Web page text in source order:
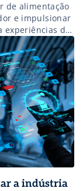
de alimentação
e impulsionar
experiências de
novas
de processos.
a forma como
virtual […]
a indústria